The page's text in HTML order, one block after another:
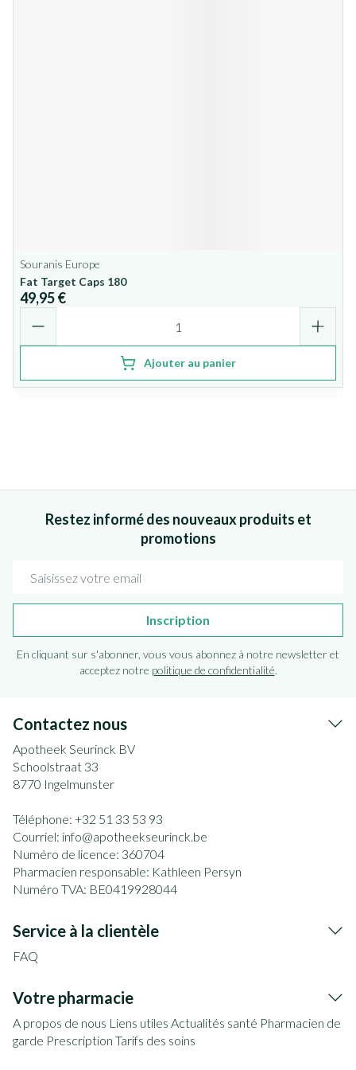
Souranis Europe
Fat Target Caps 180
49,95 €
Ajouter au panier
Restez informé des nouveaux produits et
promotions
Inscription
En cliquant sur s'abonner, vous vous abonnez à notre newsletter et
acceptez notre politique de confidentialité.
Contactez nous
Apotheek Seurinck BV
Schoolstraat 33
8770 Ingelmunster
Téléphone: +32 51 33 53 93
Courriel: info@apotheekseurinck.be
Numéro de licence: 360704
Pharmacien responsable: Kathleen Persyn
Numéro TVA: BE0419928044
Service à la clientèle
FAQ
Votre pharmacie
A propos de nous Liens utiles Actualités santé Pharmacien de
garde Prescription Tarifs des soins